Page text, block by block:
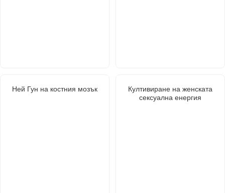
Ней Гун на костния мозък
Култивиране на женската
сексуална енергия